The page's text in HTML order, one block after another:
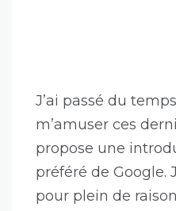
J’ai passé du
m’amuser ces
propose une
préféré de Google.
pour plein de